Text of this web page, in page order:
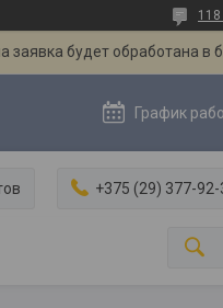
будет обработана в
График
+375 (29) 377-92-